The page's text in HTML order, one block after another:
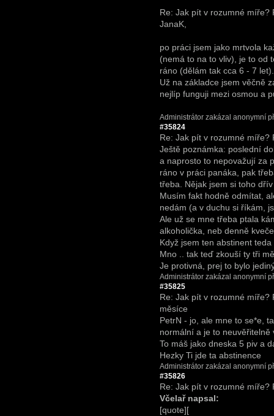
Re: Jak pít v rozumné míře?
JanaK,
po práci jsem jako mrtvola
(nemá to na to vliv), je to od
ráno (dělám tak cca 6 - 7 let).
Už na základce jsem věčně
nejlíp funguji mezi osmou a
Administrátor zakázal anonymní
#35824
Re: Jak pít v rozumné míře?
Ještě poznámka: poslední
a naprosto to nepovažují za
ráno v práci panáka, pak
třeba. Nějak jsem si toho
Musím fakt hodně odmítat,
nedám (a v duchu si říkám,
Ale už se mne třeba ptala
alkoholička, neb denně
Když jsem ten abstinent
Mno .. tak teď zkouší ty tři
Je protivná, prej to bylo
Administrátor zakázal anonymní
#35825
Re: Jak pít v rozumné míře?
měsíce
PetrN - jo, ale mne to se*e,
normální a je to neuvěřitelně
To máš jako dneska 5 piv a
Hezky Ti jde ta abstinence
Administrátor zakázal anonymní
#35826
Re: Jak pít v rozumné míře?
Včelař napsal:
[quote][